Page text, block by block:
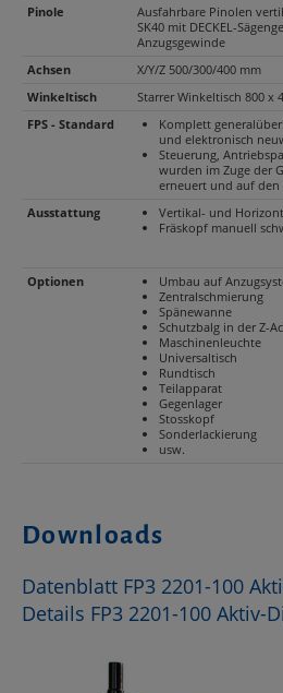
Pinole
Ausfahrbare Pinolen
SK40 mit DECKEL-
Anzugsgewinde
Achsen
X/Y/Z 500/300/400 mm
Winkeltisch
Starrer Winkeltisch 800 x
FPS - Standard
Komplett
und elektronisch
Steuerung,
wurden im Zuge der
erneuert und auf den
Ausstattung
Vertikal- und
Fräskopf manuell
Optionen
Umbau auf
Zentralschmierung
Spänewanne
Schutzbalg in der Z-
Maschinenleuchte
Universaltisch
Rundtisch
Teilapparat
Gegenlager
Stosskopf
Sonderlackierung
usw.
Downloads
Datenblatt FP3 2201-100
Details FP3 2201-100 Aktiv-